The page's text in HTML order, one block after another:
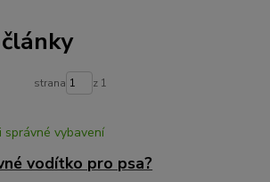
bezpečné vánoce se psem
pro psy?
Kdy mazat psovi tlapky?
strana z 1
vodítko pro psa?